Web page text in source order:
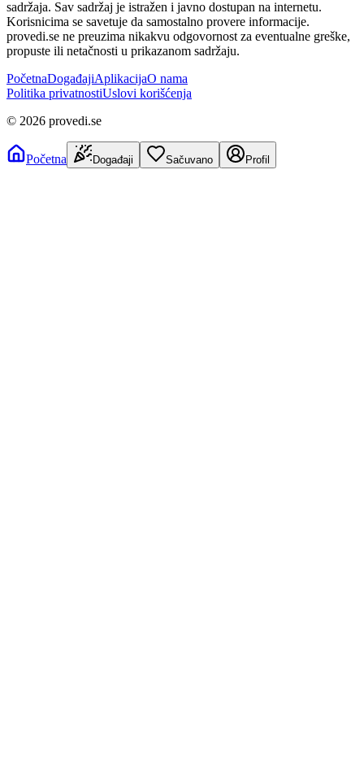
sadržaja. Sav sadržaj je istražen i javno dostupan na internetu.
Korisnicima se savetuje da samostalno provere informacije.
provedi.se ne preuzima nikakvu odgovornost za eventualne greške,
propuste ili netačnosti u prikazanom sadržaju.
PočetnaDogađajiAplikacijaO nama
Politika privatnostiUslovi korišćenja
© 2026 provedi.se
Početna Događaji Sačuvano Profil